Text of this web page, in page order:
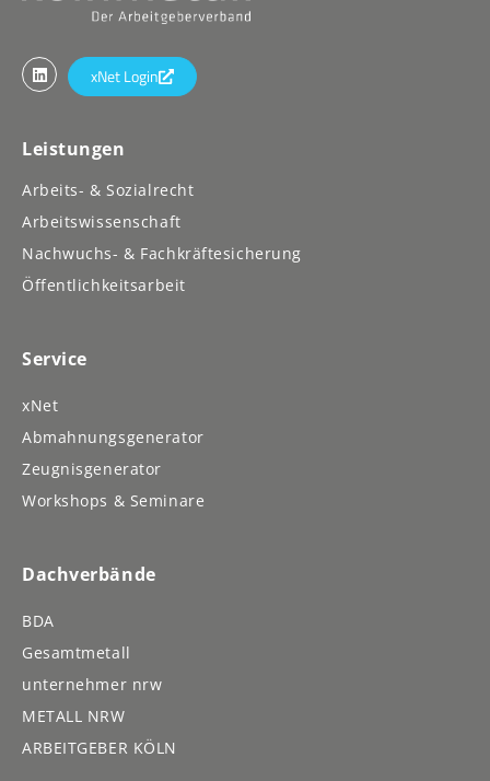
xNet Login
Leistungen
Arbeits- & Sozialrecht
Arbeitswissenschaft
Nachwuchs- & Fachkräftesicherung
Öffentlichkeitsarbeit
Service
xNet
Abmahnungsgenerator
Zeugnisgenerator
Workshops & Seminare
Dachverbände
BDA
Gesamtmetall
unternehmer nrw
METALL NRW
ARBEITGEBER KÖLN